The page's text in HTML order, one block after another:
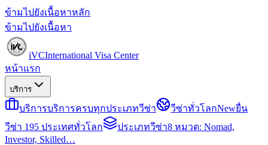
ข้ามไปยังเนื้อหาหลัก
ข้ามไปยังเนื้อหา
iVCInternational Visa Center
หน้าแรก
บริการ
บริการบริการครบทุกประเภทวีซ่า วีซ่าทั่วโลกNewยื่น
วีซ่า 195 ประเทศทั่วโลก
ประเภทวีซ่า8 หมวด: Nomad,
Investor, Skilled…